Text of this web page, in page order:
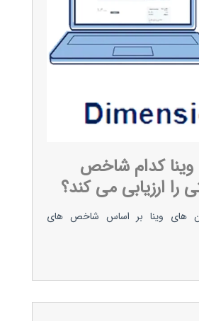
کدام شاخص
را ارزیابی می کند؟
های وینا بر اساس شاخص های